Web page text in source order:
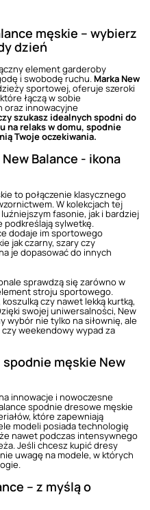
męskie – wybierz
dzień
element garderoby
i swobodę ruchu. Marka New
sportowej, oferuje szeroki
łączą w sobie
oraz innowacyjne
szukasz idealnych spodni do
na relaks w domu, spodnie
Twoje oczekiwania.
Balance - ikona
to połączenie klasycznego
W kolekcjach tej
fasonie, jak i bardziej
sylwetkę.
dodaje im sportowego
jak czarny, szary czy
je dopasować do innych
sprawdzą się zarówno w
stroju sportowego.
czy nawet lekką kurtką,
swojej uniwersalności, New
nie tylko na siłownię, ale
weekendowy wypad za
męskie New
innowacje i nowoczesne
spodnie dresowe męskie
które zapewniają
modeli posiada technologię
nawet podczas intensywnego
Jeśli chcesz kupić dresy
uwagę na modele, w których
– z myślą o